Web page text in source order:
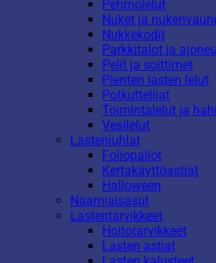
Pehmolelut
Nuket ja
Nukkekodit
Parkkitalot ja
Pelit ja soittimet
Pienten lasten lelut
Potkuttelijat
Toimintalelut ja
Vesilelut
Lastenjuhlat
Foliopallot
Kertakäyttöastiat
Halloween
Naamiaisasut
Lastentarvikkeet
Hoitotarvikkeet
Lasten astiat